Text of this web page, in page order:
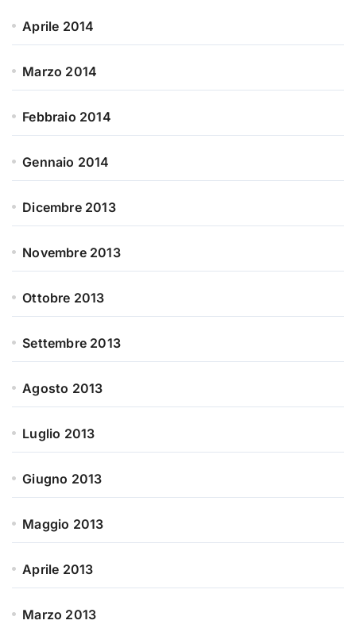
Aprile 2014
Marzo 2014
Febbraio 2014
Gennaio 2014
Dicembre 2013
Novembre 2013
Ottobre 2013
Settembre 2013
Agosto 2013
Luglio 2013
Giugno 2013
Maggio 2013
Aprile 2013
Marzo 2013